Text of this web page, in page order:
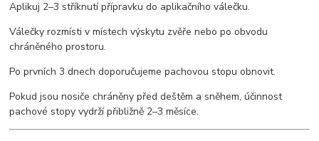
Aplikuj 2–3 stříknutí přípravku do aplikačního válečku.
Válečky rozmísti v místech výskytu zvěře nebo po obvodu
chráněného prostoru.
Po prvních 3 dnech doporučujeme pachovou stopu obnovit.
Pokud jsou nosiče chráněny před deštěm a sněhem, účinnost
pachové stopy vydrží přibližně 2–3 měsíce.